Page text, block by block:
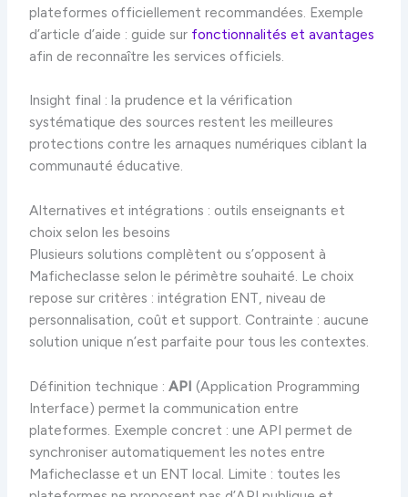
plateformes officiellement recommandées. Exemple
d’article d’aide : guide sur fonctionnalités et avantages
afin de reconnaître les services officiels.
Insight final : la prudence et la vérification
systématique des sources restent les meilleures
protections contre les arnaques numériques ciblant la
communauté éducative.
Alternatives et intégrations : outils enseignants et
choix selon les besoins
Plusieurs solutions complètent ou s’opposent à
Maficheclasse selon le périmètre souhaité. Le choix
repose sur critères : intégration ENT, niveau de
personnalisation, coût et support. Contrainte : aucune
solution unique n’est parfaite pour tous les contextes.
Définition technique :API (Application Programming
Interface) permet la communication entre
plateformes. Exemple concret : une API permet de
synchroniser automatiquement les notes entre
Maficheclasse et un ENT local. Limite : toutes les